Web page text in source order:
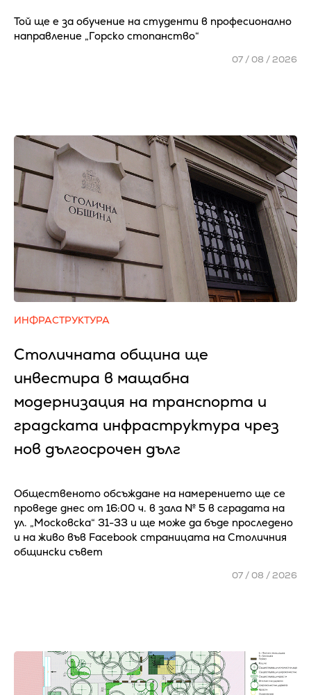
Той ще е за обучение на студенти в професионално
направление „Горско стопанство“
07 / 08 / 2026
ИНФРАСТРУКТУРА
Столичната община ще
инвестира в мащабна
модернизация на транспорта и
градската инфраструктура чрез
нов дългосрочен дълг
Общественото обсъждане на намерението ще се
проведе днес от 16:00 ч. в зала № 5 в сградата на
ул. „Московска“ 31-33 и ще може да бъде проследено
и на живо във Facebook страницата на Столичния
общински съвет
07 / 08 / 2026